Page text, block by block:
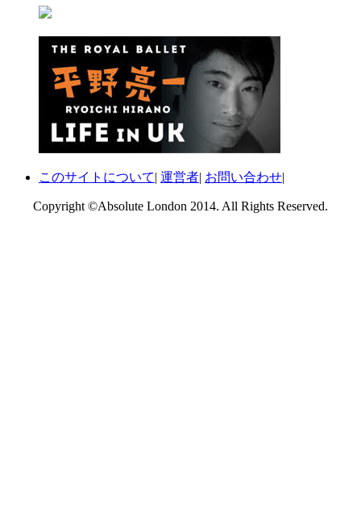
このサイトについて| 運営者| お問い合わせ|
Copyright ©Absolute London 2014. All Rights Reserved.